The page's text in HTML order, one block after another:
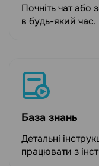
Почніть чат або
в будь-який час.
База знань
Детальні
працювати з